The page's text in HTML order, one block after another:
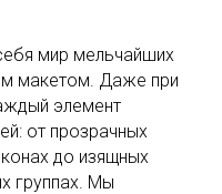
мир мельчайших
макетом. Даже при
элемент
от прозрачных
до изящных
группах. Мы